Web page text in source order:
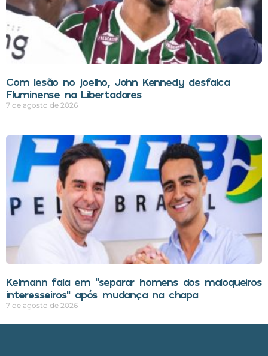
Com lesão no joelho, John Kennedy desfalca
Fluminense na Libertadores
7 de agosto de 2026
Kelmann fala em “separar homens dos maloqueiros
interesseiros” após mudança na chapa
7 de agosto de 2026